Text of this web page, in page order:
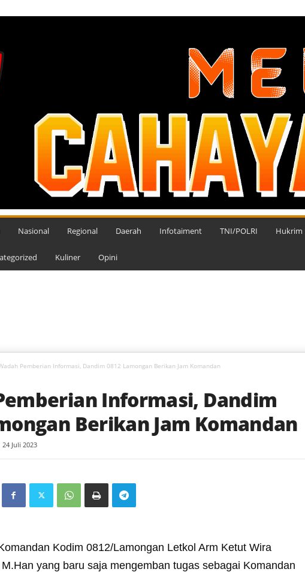
Nasional Regional Daerah Infotaiment TNI/POLRI Hukrim
Kuliner Opini
Pemberian Informasi, Dandim 0812 Lamongan Berikan Jam Komandan
Informasi, Dandim
Berikan Jam Komandan
24 Juli 2023
Kodim 0812/Lamongan Letkol Arm Ketut Wira
yang baru saja mengemban tugas sebagai Komandan